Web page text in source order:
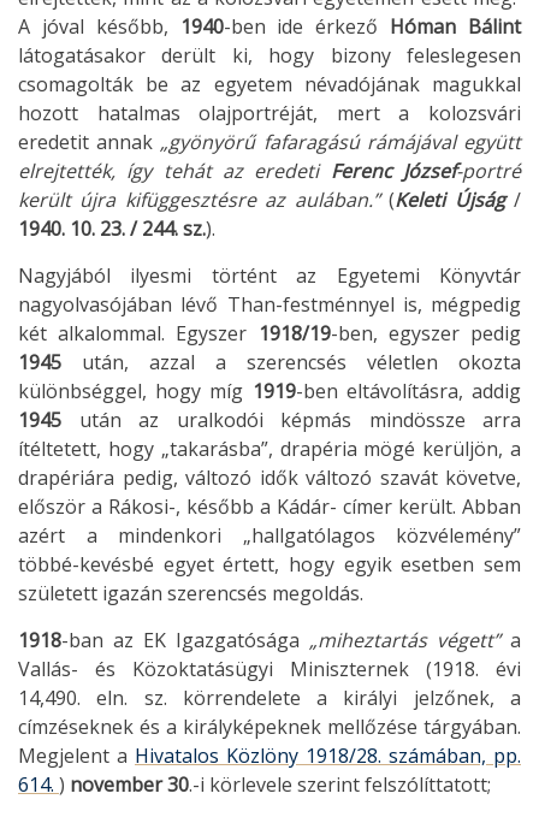
A jóval később, 1940-ben ide érkező Hóman Bálint
látogatásakor derült ki, hogy bizony feleslegesen
csomagolták be az egyetem névadójának magukkal
hozott hatalmas olajportréját, mert a kolozsvári
eredetit annak „gyönyörű fafaragású rámájával együtt
elrejtették, így tehát az eredetiFerenc József-portré
került újra kifüggesztésre az aulában.”(Keleti Újság/
1940. 10. 23. / 244. sz.).
Nagyjából ilyesmi történt az Egyetemi Könyvtár
nagyolvasójában lévő Than-festménnyel is, mégpedig
két alkalommal. Egyszer 1918/19-ben, egyszer pedig
1945 után, azzal a szerencsés véletlen okozta
különbséggel, hogy míg 1919-ben eltávolításra, addig
1945 után az uralkodói képmás mindössze arra
ítéltetett, hogy „takarásba”, drapéria mögé kerüljön, a
drapériára pedig, változó idők változó szavát követve,
először a Rákosi-, később a Kádár- címer került. Abban
azért a mindenkori „hallgatólagos közvélemény”
többé-kevésbé egyet értett, hogy egyik esetben sem
született igazán szerencsés megoldás.
1918-ban az EK Igazgatósága „miheztartás végett”a
Vallás- és Közoktatásügyi Miniszternek (1918. évi
14,490. eln. sz. körrendelete a királyi jelzőnek, a
címzéseknek és a királyképeknek mellőzése tárgyában.
Megjelent a Hivatalos Közlöny 1918/28. számában, pp.
614. ) november 30.-i körlevele szerint felszólíttatott;